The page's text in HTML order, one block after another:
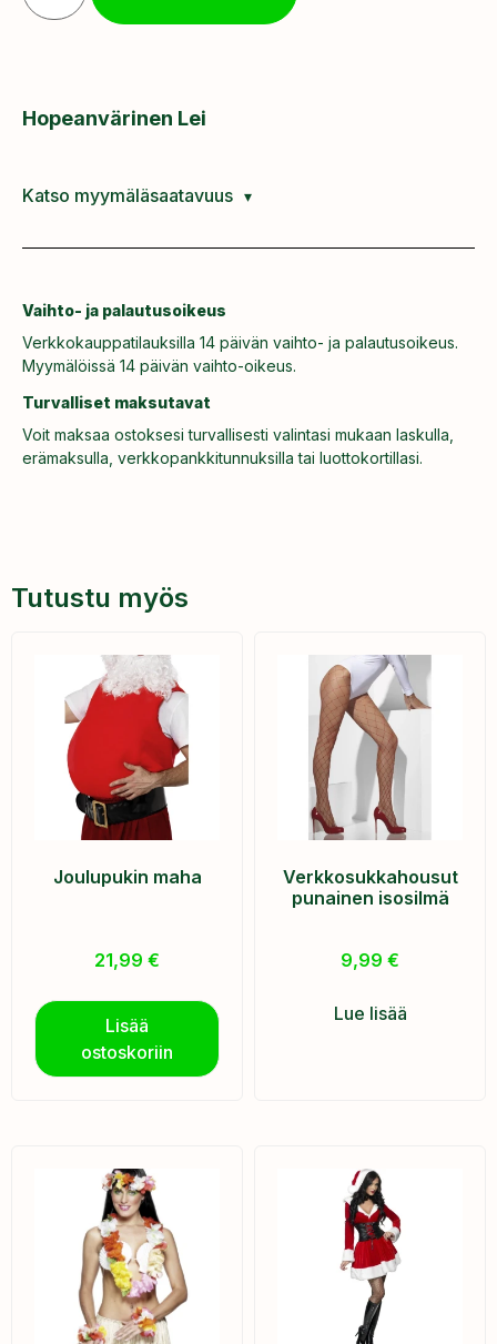
Hopeanvärinen Lei
Katso myymäläsaatavuus
Vaihto- ja palautusoikeus
Verkkokauppatilauksilla 14 päivän vaihto- ja palautusoikeus.
Myymälöissä 14 päivän vaihto-oikeus.
Turvalliset maksutavat
Voit maksaa ostoksesi turvallisesti valintasi mukaan laskulla,
erämaksulla, verkkopankkitunnuksilla tai luottokortillasi.
Tutustu myös
Joulupukin maha
21,99 €
Lisää
ostoskoriin
Verkkosukkahousut
punainen isosilmä
9,99 €
Lue lisää